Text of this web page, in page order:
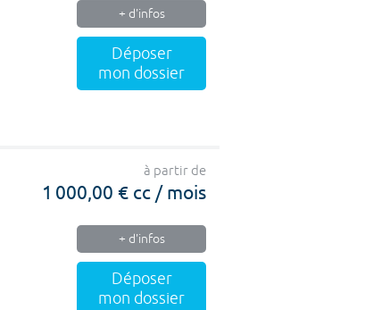
+ d'infos
Déposer
mon dossier
à partir de
1 000,00 € cc / mois
+ d'infos
Déposer
mon dossier